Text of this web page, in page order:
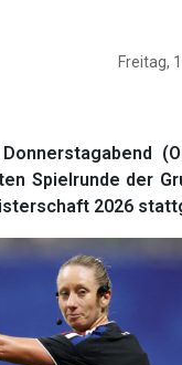
Freitag,
Donnerstagabend
Spielrunde der
2026